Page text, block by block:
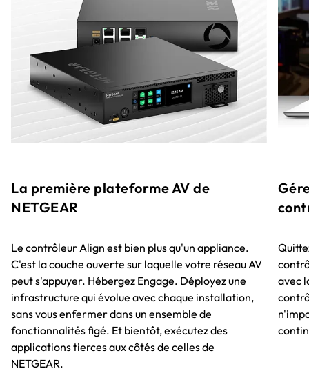
La première plateforme AV de
NETGEAR
Le contrôleur Align est bien plus qu'un appliance.
C'est la couche ouverte sur laquelle votre réseau AV
peut s'appuyer. Hébergez Engage. Déployez une
infrastructure qui évolue avec chaque installation,
sans vous enfermer dans un ensemble de
fonctionnalités figé. Et bientôt, exécutez des
applications tierces aux côtés de celles de
NETGEAR.
avec